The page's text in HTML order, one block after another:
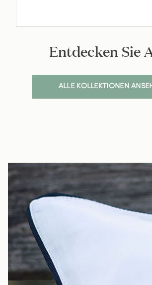
Entdecken Sie
ALLE KOLLEKTIONEN